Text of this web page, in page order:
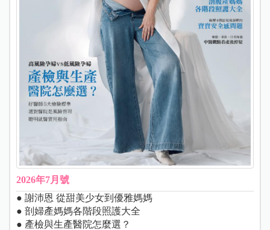
2026年7月號
● 謝沛恩 從甜美少女到優雅媽媽
● 剖婦產媽媽各階段照護大全
● 產檢與生產醫院怎麼選？